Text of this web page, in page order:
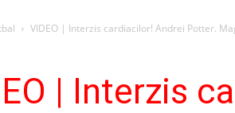
VIDEO | Interzis cardiacilor! Andrei Potter.
| Interzis